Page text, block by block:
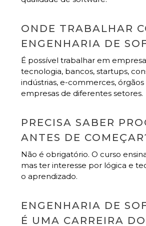
ONDE TRABALHAR
ENGENHARIA DE
É possível trabalhar em
tecnologia, bancos, startups,
indústrias, e-commerces,
empresas de diferentes setores.
PRECISA SABER
ANTES DE
Não é obrigatório. O curso
mas ter interesse por lógica e
o aprendizado.
ENGENHARIA DE
É UMA CARREIRA DO